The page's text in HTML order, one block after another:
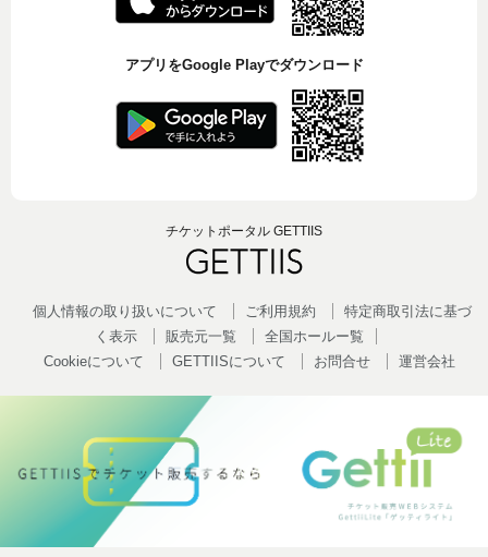
アプリをGoogle Playでダウンロード
チケットポータル GETTIIS
個人情報の取り扱いについて ご利用規約
特定商取引法に基づ
く表示
販売元一覧
全国ホールー覧
Cookieについて
GETTIISについて お問合せ 運営会社